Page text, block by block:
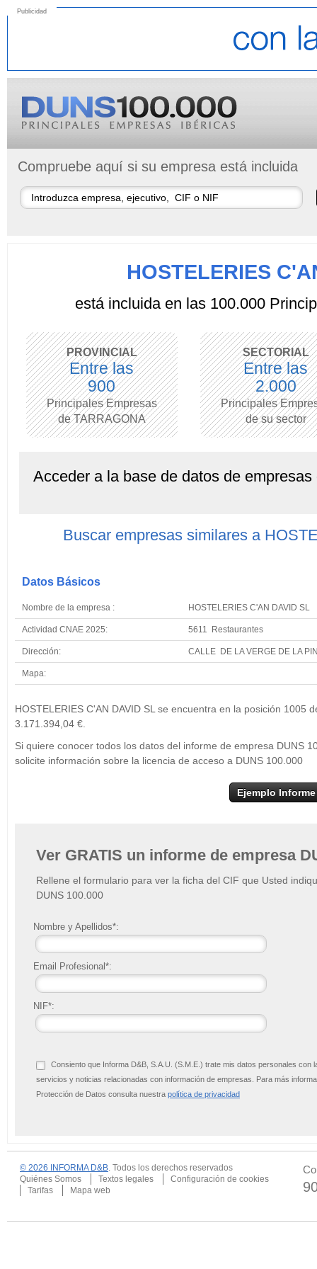
Publicidad
Compruebe aquí si su empresa está incluida
HOSTELERIES
está incluida en las 100.000
PROVINCIAL
Entre las
900
Principales Empresas
de TARRAGONA
SECTORIAL
Entre las
2.000
Principales
de su sector
Acceder a la base de datos de
Buscar empresas similares a
Datos Básicos
Nombre de la empresa : HOSTELERIES C'AN DAVID SL
Actividad CNAE 2025: 5611 Restaurantes
Dirección: CALLE DE LA VERGE DE LA
Mapa:
HOSTELERIES C'AN DAVID SL se encuentra en la posición 1005
3.171.394,04 €.
Si quiere conocer todos los datos del informe de empresa DUNS
solicite información sobre la licencia de acceso a DUNS 100.000
Ejemplo Informe
Ver GRATIS un informe de empresa
Rellene el formulario para ver la ficha del CIF que Usted
DUNS 100.000
Nombre y Apellidos*:
Email Profesional*:
NIF*:
Consiento que Informa D&B, S.A.U. (S.M.E.) trate mis datos personales
servicios y noticias relacionadas con información de empresas. Para más
Protección de Datos consulta nuestra política de privacidad
© 2026 INFORMA D&B. Todos los derechos reservados
Quiénes Somos
Textos legales
Configuración de cookies
Tarifas
Mapa web